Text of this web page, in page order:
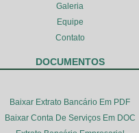
Galeria
Equipe
Contato
DOCUMENTOS
Baixar Extrato Bancário Em PDF
Baixar Conta De Serviços Em DOC